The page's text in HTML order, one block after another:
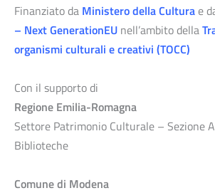
Finanziato da Ministero della Cultura e
– Next GenerationEU nell’ambito della
organismi culturali e creativi (TOCC)
Con il supporto di
Regione Emilia-Romagna
Settore Patrimonio Culturale – Sezione
Biblioteche
Comune di Modena